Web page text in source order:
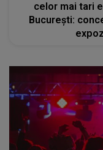
celor mai tari
București: